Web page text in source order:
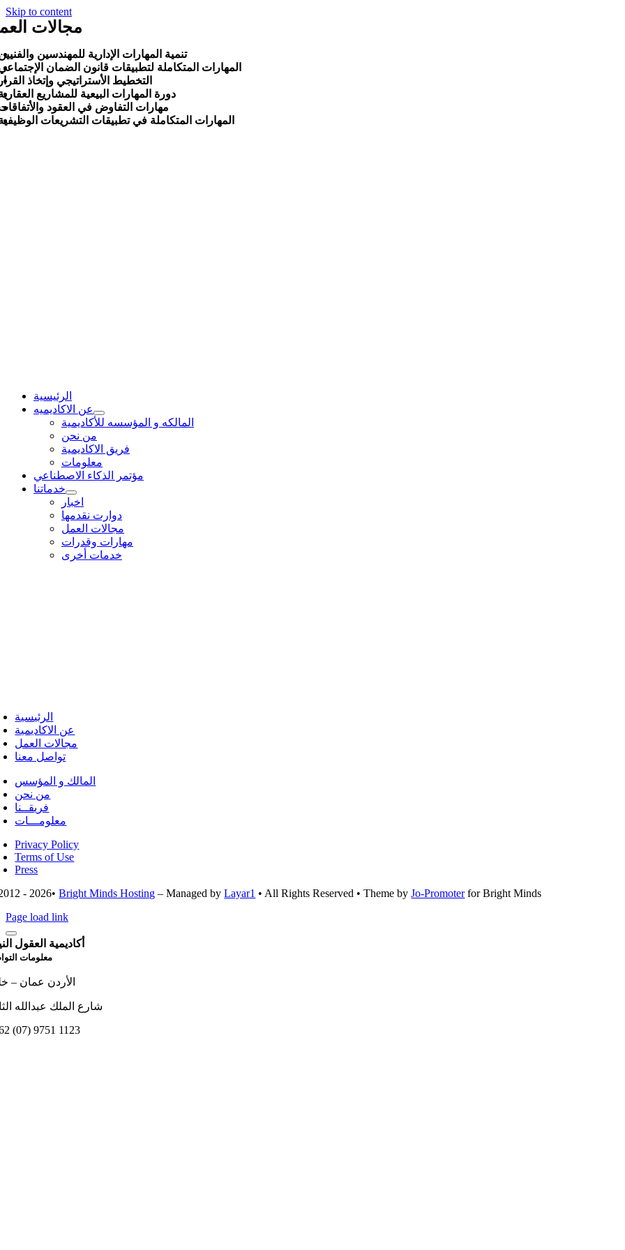
Skip to content
الرئيسية
عن الاكاديميه
المالكه و المؤسسه للأكاديمية
من نحن
فريق الاكاديمية
معلومات
مؤتمر الذكاء الاصطناعي
خدماتنا
اخبار
دوارت نقدمها
مجالات العمل
مهارات وقدرات
خدمات أخرى
مجالات
تنمية المهارات الإدارية للمهندسين
المهارات المتكاملة لتطبيقات قانون الضمان
التخطيط الأستراتيجي وإتخاذ
دورة المهارات البيعية للمشاريع
مهارات التفاوض في العقود
المهارات المتكاملة في تطبيقات التشريعات
الرئيسية
عن الاكاديمية
مجالات العمل
تواصل معنا
المالك و المؤسس
من نحن
فريقــنا
معلومـــات
Privacy Policy
Terms of Use
Press
- 2026•Bright Minds Hosting – Managed byLayar1 • All Rights Reserved • Theme byJo-Promoterfor Bright Minds
Page load link
أكاديمية العقول
معلومات
الأردن عمان –
(07) 9751 1123